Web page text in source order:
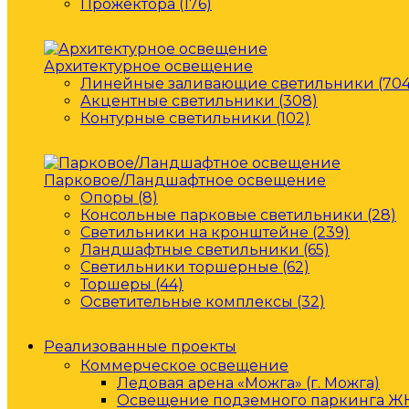
Прожектора (176)
Архитектурное освещение
Линейные заливающие светильники
Акцентные светильники (308)
Контурные светильники (102)
Парковое/Ландшафтное освещение
Опоры (8)
Консольные парковые светильники (28)
Светильники на кронштейне (239)
Ландшафтные светильники (65)
Светильники торшерные (62)
Торшеры (44)
Осветительные комплексы (32)
Реализованные проекты
Коммерческое освещение
Ледовая арена «Можга» (г. Можга)
Освещение подземного паркинга